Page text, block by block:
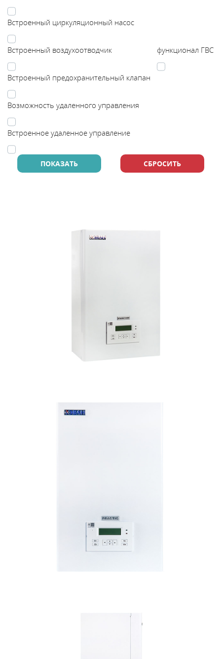
Найти
монтажника
В
y
Встроенный циркуляционный насос
Встроенный воздухоотводчик функционал ГВС
Встроенный предохранительный клапан
Возможность удаленного управления
Встроенное удаленное управление